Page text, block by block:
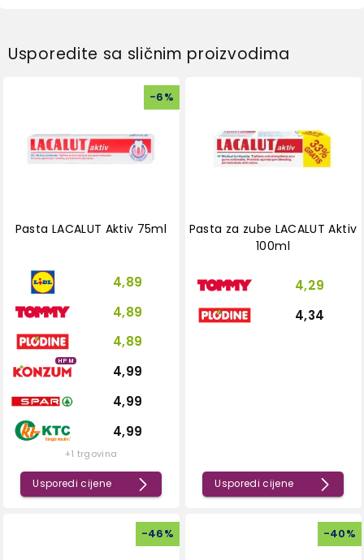
Usporedite sa sličnim proizvodima
-6%
Pasta LACALUT Aktiv 75ml
4,89
4,89
4,89
HPM
4,99
4,99
4,99
+1 trgovina
Usporedi cijene
Pasta za zube LACALUT Aktiv
100ml
4,29
4,34
Usporedi cijene
-46% -40%